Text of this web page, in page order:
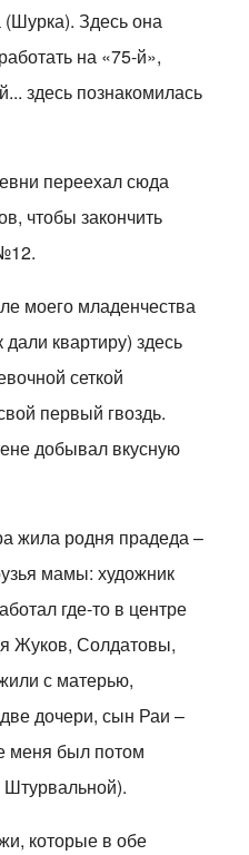
(Шурка). Здесь она
на «75-й»,
здесь познакомилась
переехал сюда
чтобы закончить
моего младенчества
квартиру) здесь
сеткой
первый гвоздь.
добывал вкусную
жила родня прадеда –
мамы: художник
где-то в центре
Жуков, Солдатовы,
с матерью,
дочери, сын Раи –
меня был потом
которые в обе